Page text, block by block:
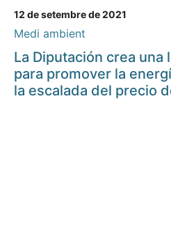
12 de setembre de 2021
Medi ambient
La Diputación crea una
para promover la
la escalada del precio